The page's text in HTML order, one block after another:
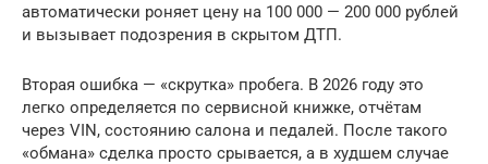
автоматически роняет цену на 100 000 — 200 000 рублей
и вызывает подозрения в скрытом ДТП.
Вторая ошибка — «скрутка» пробега. В 2026 году это
легко определяется по сервисной книжке, отчётам
через VIN, состоянию салона и педалей. После такого
«обмана» сделка просто срывается, а в худшем случае